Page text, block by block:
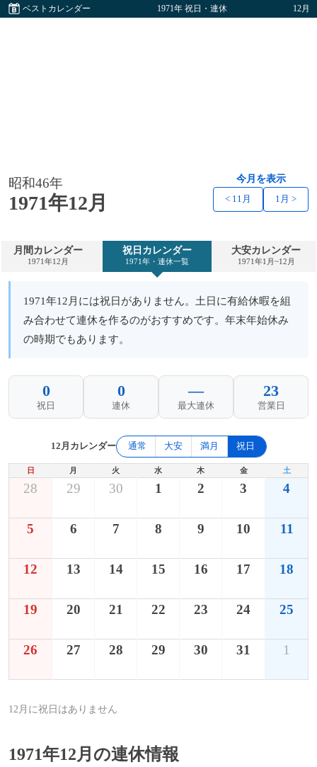
ベストカレンダー 1971年 祝日・連休 12月
昭和46年
1971年12月
今月を表示
< 11月 1月 >
月間カレンダー
1971年12月
祝日カレンダー
1971年・連休一覧
大安カレンダー
1971年1月~12月
1971年12月には祝日がありません。土日に有給休暇を組
み合わせて連休を作るのがおすすめです。年末年始休み
の時期でもあります。
0
祝日
0
連休
—
最大連休
23
営業日
12月カレンダー 通常 大安 満月 祝日
日 月 火 水 木 金 土
28 29 30 1 2 3 4
5 6 7 8 9 10 11
12 13 14 15 16 17 18
19 20 21 22 23 24 25
26 27 28 29 30 31 1
12月に祝日はありません
1971年12月の連休情報